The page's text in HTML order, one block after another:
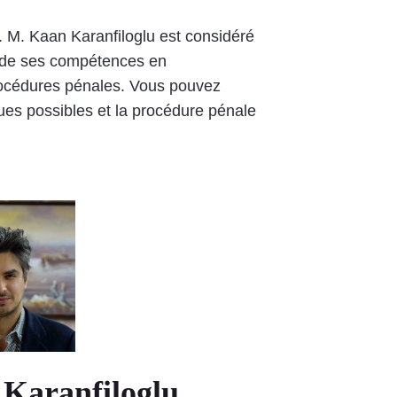
M. Kaan Karanfiloglu est considéré
ses compétences en
pénales. Vous pouvez
possibles et la procédure pénale